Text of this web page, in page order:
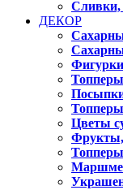
Сливки,
ДЕКОР
Цветы
Фрукты,